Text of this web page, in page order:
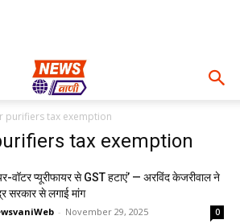
purifiers tax exemption
tax exemption
वॉटर प्यूरीफायर से GST हटाएं’ — अरविंद केजरीवाल ने
सरकार से लगाई मांग
- November 29, 2025 0